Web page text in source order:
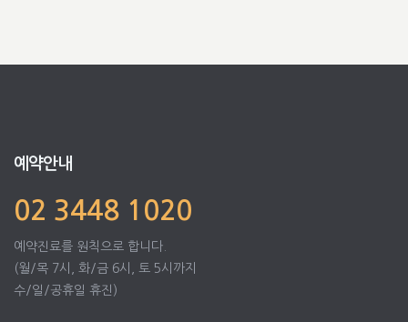
예약안내
02 3448 1020
예약진료를 원칙으로 합니다.
(월/목 7시, 화/금 6시, 토 5시까지
수/일/공휴일 휴진)